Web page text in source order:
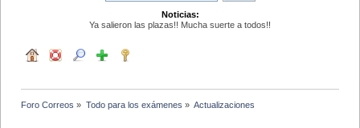
Noticias:
Ya salieron las plazas!! Mucha suerte a todos!!
Foro Correos » Todo para los exámenes » Actualizaciones